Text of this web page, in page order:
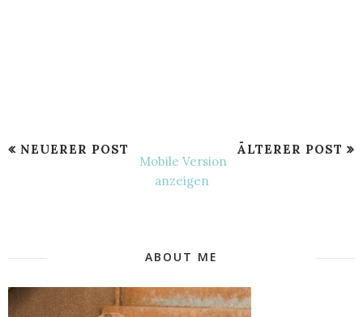
NEUERER POST ÄLTERER POST
Mobile Version
anzeigen
ABOUT ME